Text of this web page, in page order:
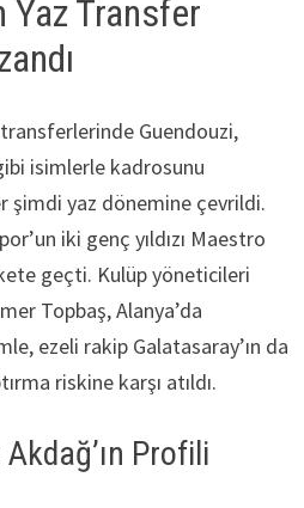
Yaz Transfer
Guendouzi,
isimlerle kadrosunu
şimdi yaz dönemine çevrildi.
iki genç yıldızı Maestro
geçti. Kulüp yöneticileri
Topbaş, Alanya’da
ezeli rakip Galatasaray’ın da
riskine karşı atıldı.
Profili